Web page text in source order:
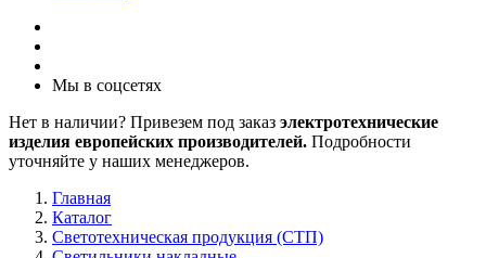
Мы в соцсетях
Нет в наличии? Привезем под заказ электротехнические
изделия европейских производителей. Подробности
уточняйте у наших менеджеров.
Главная
Каталог
Светотехническая продукция (СТП)